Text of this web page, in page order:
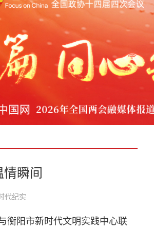
冬日消费盛“惠”
境
瞬间
代纪实
衡阳市新时代文明实践中心联